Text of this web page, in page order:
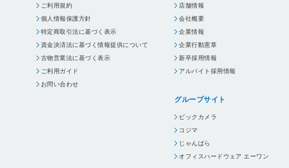
ご利用規約
個人情報保護方針
特定商取引法に基づく表示
資金決済法に基づく情報提供について
古物営業法に基づく表示
ご利用ガイド
お問い合わせ
店舗情報
会社概要
企業情報
企業行動憲章
新卒採用情報
アルバイト採用情報
グループサイト
ビックカメラ
コジマ
じゃんぱら
オフィスハードウェア エーワン